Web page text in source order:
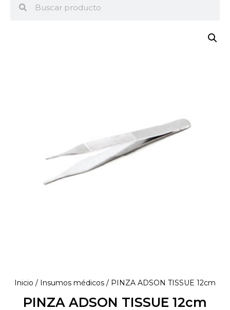
Inicio / Insumos médicos / PINZA ADSON TISSUE 12cm
PINZA ADSON TISSUE 12cm